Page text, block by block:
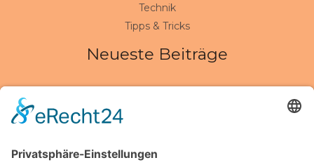
Technik
Tipps & Tricks
Neueste Beiträge
den Unterschied zwischen Alltag und Hochleistung
Kalk im System? So verhindern moderne Anlagen teure